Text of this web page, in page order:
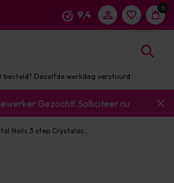
9,4
0
besteld? Dezelfde werkdag verstuurd
Gezocht! Solliciteer nu
Nails 3 step Crystalac...